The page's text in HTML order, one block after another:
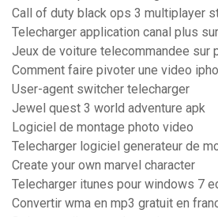
Call of duty black ops 3 multiplayer
Telecharger application canal plus
Jeux de voiture telecommandee sur
Comment faire pivoter une video
User-agent switcher telecharger
Jewel quest 3 world adventure apk
Logiciel de montage photo video
Telecharger logiciel generateur de
Create your own marvel character
Telecharger itunes pour windows 7
Convertir wma en mp3 gratuit en